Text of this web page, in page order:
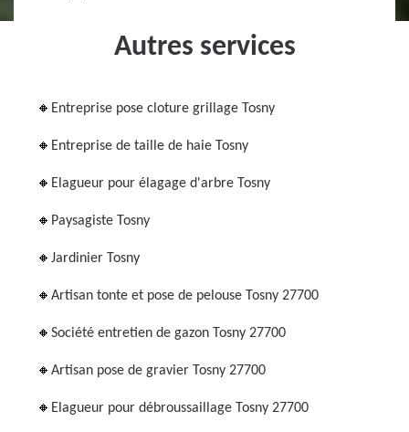
Autres services
Entreprise pose cloture grillage Tosny
Entreprise de taille de haie Tosny
Elagueur pour élagage d'arbre Tosny
Paysagiste Tosny
Jardinier Tosny
Artisan tonte et pose de pelouse Tosny 27700
Société entretien de gazon Tosny 27700
Artisan pose de gravier Tosny 27700
Elagueur pour débroussaillage Tosny 27700